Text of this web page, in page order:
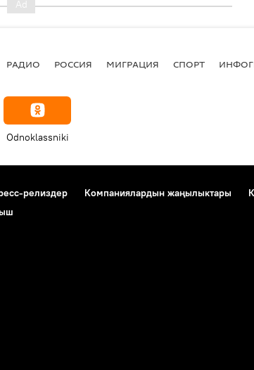
РАДИО РОССИЯ МИГРАЦИЯ СПОРТ
Odnoklassniki
релиздер Компаниялардын жаңылыктары